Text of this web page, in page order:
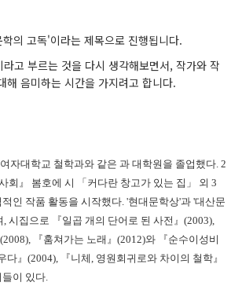
의 고독'이라는 제목으로 진행됩니다.
고 부르는 것을 다시 생각해보면서, 작가와 작
해 음미하는 시간을 가지려고 합니다.
자대학교 철학과와 같은 과 대학원을 졸업했다. 2
회』 봄호에 시 「커다란 창고가 있는 집」 외 3
인 작품 활동을 시작했다. '현대문학상'과 '대산문
시집으로 『일곱 개의 단어로 된 사전』(2003),
『훔쳐가는 노래』(2012)와 『순수이성비
다』(2004), 『니체, 영원회귀로와 차이의 철학』
이 있다.